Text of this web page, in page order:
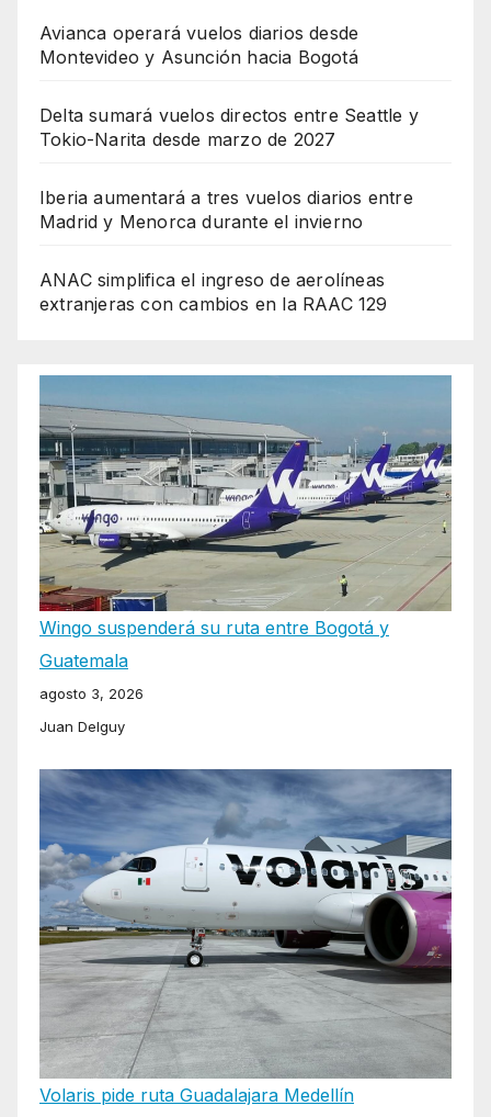
Avianca operará vuelos diarios desde
Montevideo y Asunción hacia Bogotá
Delta sumará vuelos directos entre Seattle y
Tokio-Narita desde marzo de 2027
Iberia aumentará a tres vuelos diarios entre
Madrid y Menorca durante el invierno
ANAC simplifica el ingreso de aerolíneas
extranjeras con cambios en la RAAC 129
Wingo suspenderá su ruta entre Bogotá y
Guatemala
agosto 3, 2026
Juan Delguy
Volaris pide ruta Guadalajara Medellín